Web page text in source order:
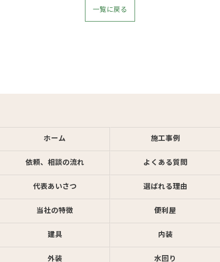
一覧に戻る
ホーム 施工事例
依頼、相談の流れ よくある質問
代表あいさつ 選ばれる理由
当社の特徴 便利屋
建具 内装
外装 水回り